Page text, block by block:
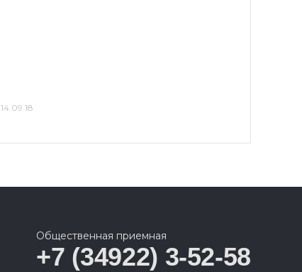
14.09.18
Общественная приемная
+7 (34922) 3-52-58